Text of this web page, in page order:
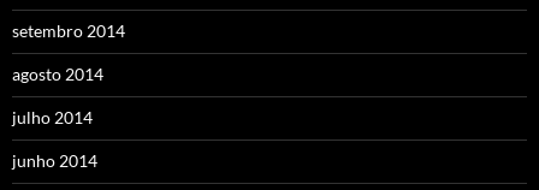
setembro 2014
agosto 2014
julho 2014
junho 2014